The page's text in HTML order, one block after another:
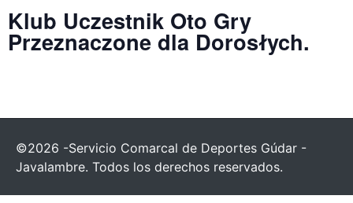
Klub Uczestnik Oto Gry
Przeznaczone dla Dorosłych.
©2026 -Servicio Comarcal de Deportes Gúdar -
Javalambre. Todos los derechos reservados.